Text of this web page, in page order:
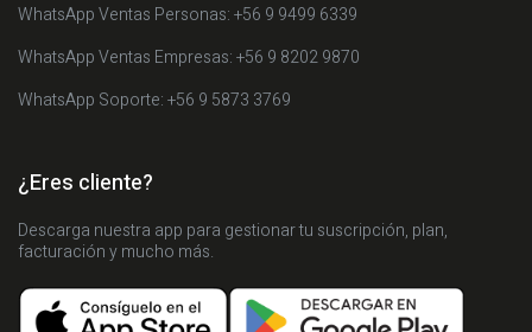
WhatsApp Ventas Personas: +56 9 9499 6339
WhatsApp Ventas Empresas: +56 9 8202 9870
WhatsApp Soporte: +56 9 5873 3769
¿Eres cliente?
Descarga nuestra app para gestionar tu suscripción, plan,
facturación y mucho más.